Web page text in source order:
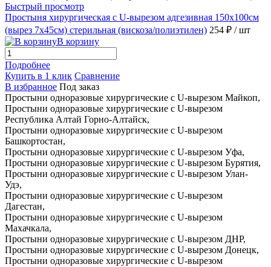
Быстрый просмотр
Простыня хирургическая с U-вырезом адгезивная 150х100см
(вырез 7х45см) стерильная (вискоза/полиэтилен) 254 ₽ / шт
В корзину
Подробнее
Купить в 1 клик Сравнение
В избранное Под заказ
Простыни одноразовые хирургические с U-вырезом Майкоп,
Простыни одноразовые хирургические с U-вырезом
Республика Алтай Горно-Алтайск,
Простыни одноразовые хирургические с U-вырезом
Башкортостан,
Простыни одноразовые хирургические с U-вырезом Уфа,
Простыни одноразовые хирургические с U-вырезом Бурятия,
Простыни одноразовые хирургические с U-вырезом Улан-
Удэ,
Простыни одноразовые хирургические с U-вырезом
Дагестан,
Простыни одноразовые хирургические с U-вырезом
Махачкала,
Простыни одноразовые хирургические с U-вырезом ДНР,
Простыни одноразовые хирургические с U-вырезом Донецк,
Простыни одноразовые хирургические с U-вырезом